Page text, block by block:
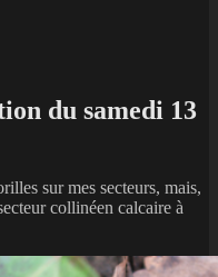
du samedi 13
sur mes secteurs, mais,
collinéen calcaire à